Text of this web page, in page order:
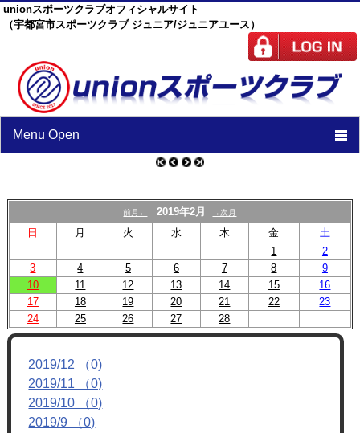
unionスポーツクラブオフィシャルサイト
（宇都宮市スポーツクラブ ジュニア/ジュニアユース）
Menu Open
TOP
ニュース
スケジュール
スタッフ
施設紹介
チーム紹介
前月← 2019年2月 →次月
日 月 火 水 木 金
土
1
2
3
4 5 6 7 8
9
10
11 12 13 14 15
16
17
18 19 20 21 22
23
24
25 26 27 28
2019/12 （0)
2019/11 （0)
2019/10 （0)
2019/9 （0)